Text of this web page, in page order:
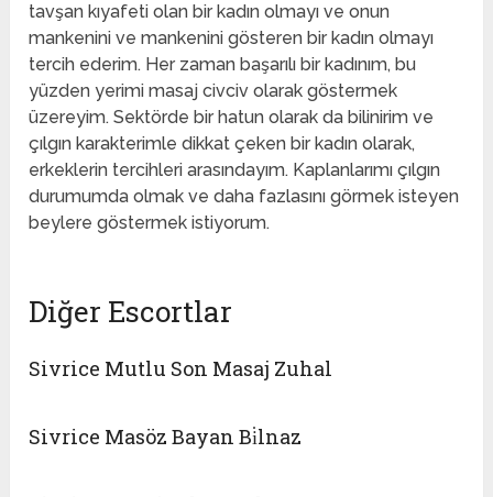
tavşan kıyafeti olan bir kadın olmayı ve onun
mankenini ve mankenini gösteren bir kadın olmayı
tercih ederim. Her zaman başarılı bir kadınım, bu
yüzden yerimi masaj civciv olarak göstermek
üzereyim. Sektörde bir hatun olarak da bilinirim ve
çılgın karakterimle dikkat çeken bir kadın olarak,
erkeklerin tercihleri ​​arasındayım. Kaplanlarımı çılgın
durumumda olmak ve daha fazlasını görmek isteyen
beylere göstermek istiyorum.
Diğer Escortlar
Sivrice Mutlu Son Masaj Zuhal
Sivrice Masöz Bayan Bi̇lnaz